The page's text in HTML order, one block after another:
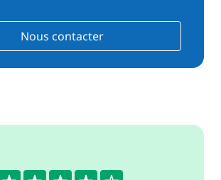
Nous contacter